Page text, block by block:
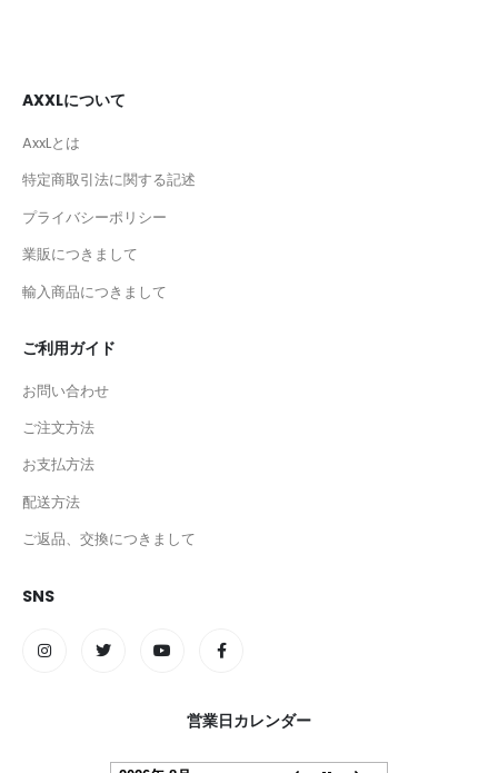
AXXLについて
AxxLとは
特定商取引法に関する記述
プライバシーポリシー
業販につきまして
輸入商品につきまして
ご利用ガイド
お問い合わせ
ご注文方法
お支払方法
配送方法
ご返品、交換につきまして
SNS
営業日カレンダー